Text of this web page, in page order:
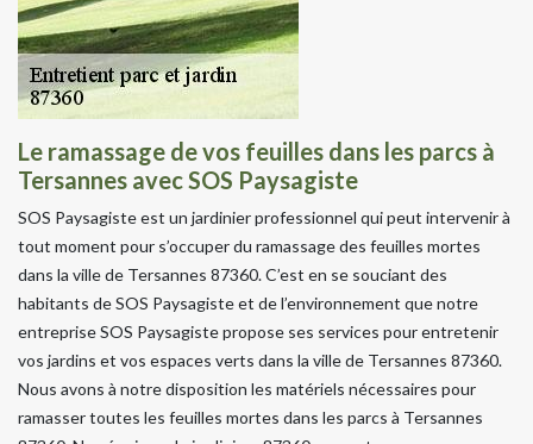
Le ramassage de vos feuilles dans les parcs à
Tersannes avec SOS Paysagiste
SOS Paysagiste est un jardinier professionnel qui peut intervenir à
tout moment pour s’occuper du ramassage des feuilles mortes
dans la ville de Tersannes 87360. C’est en se souciant des
habitants de SOS Paysagiste et de l’environnement que notre
entreprise SOS Paysagiste propose ses services pour entretenir
vos jardins et vos espaces verts dans la ville de Tersannes 87360.
Nous avons à notre disposition les matériels nécessaires pour
ramasser toutes les feuilles mortes dans les parcs à Tersannes